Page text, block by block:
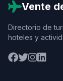
Vente
Directorio de
hoteles y